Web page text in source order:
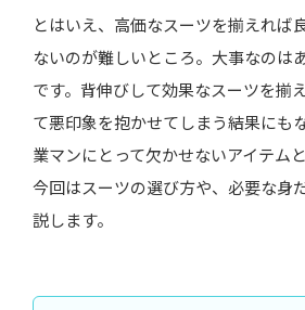
フラップは屋内と屋外で使い
上着の外ポケットは空にする
ジャケットのボタンは全て留
営業のスーツは最低6着持って
とはいえ、高価なスーツを揃えれば
ないのが難しいところ。大事なのは
です。背伸びして効果なスーツを揃
て悪印象を抱かせてしまう結果にも
業マンにとって欠かせないアイテム
今回はスーツの選び方や、必要な身
説します。